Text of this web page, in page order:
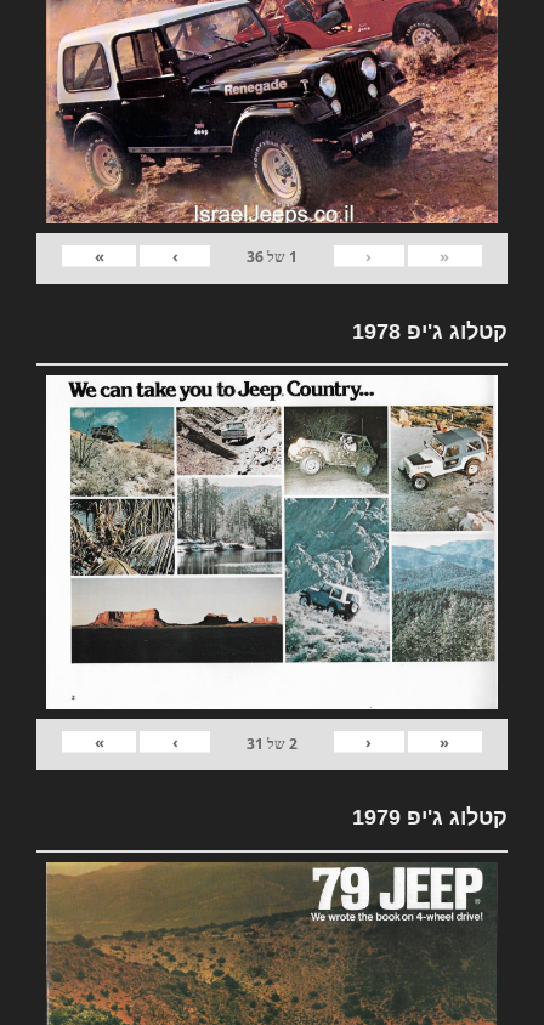
«
‹
1 של36
›
»
קטלוג ג'יפ 1978
«
‹
2של 31
›
»
קטלוג ג'יפ 1979